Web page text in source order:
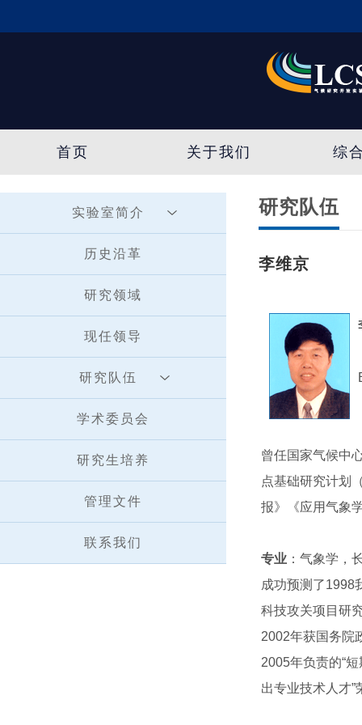
首页 关于我们 综
实验室简介
历史沿革
研究领域
现任领导
研究队伍
学术委员会
研究生培养
管理文件
联系我们
研究队伍
李维京
曾任国家气候中
点基础研究计划
报》《应用气象
专业 ：气象学，
成功预测了1998
科技攻关项目研
2002年获国务院
2005年负责的“
出专业技术人才